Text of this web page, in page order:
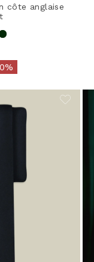
côte anglaise
from